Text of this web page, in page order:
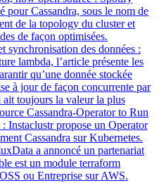
pour Cassandra, sous le nom de
de la topology du cluster et
de façon optimisées.
synchronisation des données :
lambda, l’article présente les
qu’une donnée stockée
à jour de façon concurrente par
toujours la valeur la plus
Cassandra-Operator to Run
Instaclustr propose un Operator
Cassandra sur Kubernetes.
a annoncé un partenariat
est un module terraform
ou Entreprise sur AWS.